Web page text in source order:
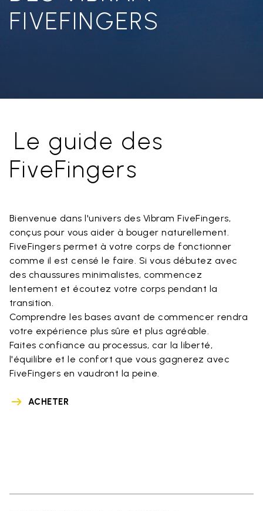
FIVEFINGERS
Le guide des
FiveFingers
Bienvenue dans l'univers des Vibram FiveFingers,
conçus pour vous aider à bouger naturellement.
FiveFingers permet à votre corps de fonctionner
comme il est censé le faire. Si vous débutez avec
des chaussures minimalistes, commencez
lentement et écoutez votre corps pendant la
transition.
Comprendre les bases avant de commencer rendra
votre expérience plus sûre et plus agréable.
Faites confiance au processus, car la liberté,
l'équilibre et le confort que vous gagnerez avec
FiveFingers en vaudront la peine.
ACHETER